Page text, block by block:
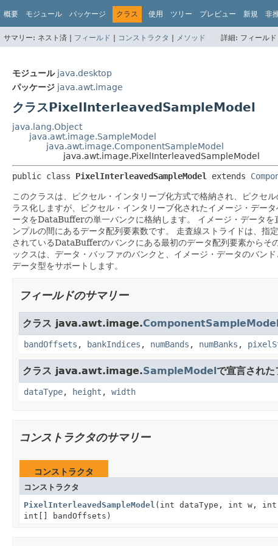
概要 モジュール パッケージ クラス 使用 ツリー プレビュー 新規 非
サマリー: ネスト済 | フィールド | コンストラクタ | メソッド 詳細: フィール
モジュール java.desktop
パッケージ java.awt.image
クラスPixelInterleavedSampleModel
java.lang.Object
java.awt.image.SampleModel
java.awt.image.ComponentSampleModel
java.awt.image.PixelInterleavedSampleModel
public class PixelInterleavedSampleModel extends
このクラスは、ピクセル・インタリーブ化方式で格納され、ピクセ
ラス化しますが、ピクセル・インタリーブ化されたイメージ・デ
ータをDataBufferの単一バンクに格納します。
イメージ・データを
ンプルの間にあるデータ配列要素数です。
走査線ストライドは、指
されているDataBufferのバンクにある最初のデータ配列要素からそ
ックスは、データ・バッファのバンクと、イメージ・データのバンド
データ型をサポートします。
フィールドのサマリー
クラス java.awt.image.ComponentSampleModel
bandOffsets , bankIndices , numBands , numBanks ,
クラス java.awt.image.SampleModelで宣言された
dataType, height , width
コンストラクタのサマリー
コンストラクタ
コンストラクタ
PixelInterleavedSampleModel (int dataType, int w,
int[] bandOffsets)